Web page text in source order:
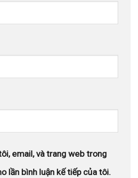
email, và trang web trong
lần bình luận kế tiếp của tôi.